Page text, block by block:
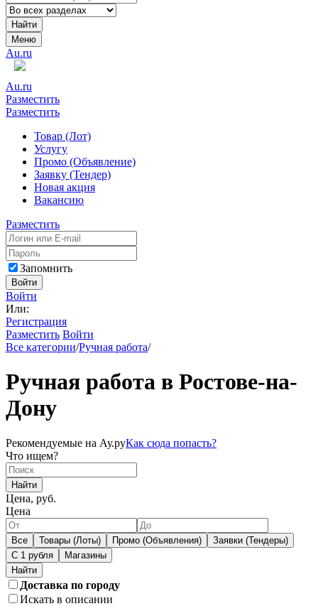
Найти
Меню
Au.ru
Au.ru
Разместить
Разместить
Товар (Лот)
Услугу
Промо (Объявление)
Заявку (Тендер)
Новая акция
Вакансию
Разместить
Запомнить
Войти
Войти
Или:
Регистрация
Разместить Войти
Все категории/Ручная работа/
Ручная работа в Ростове-на-
Дону
Рекомендуемые на Ау.руКак сюда попасть?
Что ищем?
Найти
Цена, руб.
Цена
Все Товары (Лоты) Промо (Объявления)
Заявки (Тендеры)
С 1 рубля
Магазины
Доставка по городу
Искать в описании